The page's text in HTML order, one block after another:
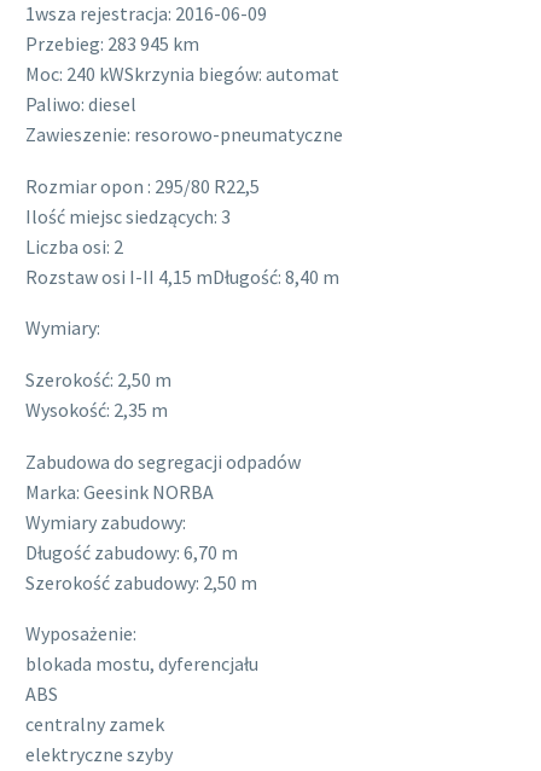
1wsza rejestracja: 2016-06-09
Przebieg: 283 945 km
Moc: 240 kWSkrzynia biegów: automat
Paliwo: diesel
Zawieszenie: resorowo-pneumatyczne
Rozmiar opon : 295/80 R22,5
Ilość miejsc siedzących: 3
Liczba osi: 2
Rozstaw osi I-II 4,15 mDługość: 8,40 m
Wymiary:
Szerokość: 2,50 m
Wysokość: 2,35 m
Zabudowa do segregacji odpadów
Marka: Geesink NORBA
Wymiary zabudowy:
Długość zabudowy: 6,70 m
Szerokość zabudowy: 2,50 m
Wyposażenie:
blokada mostu, dyferencjału
ABS
centralny zamek
elektryczne szyby